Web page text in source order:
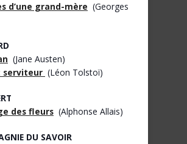
d’une grand-mère (Georges
(Jane Austen)
serviteur (Léon Tolstoï)
des fleurs (Alphonse Allais)
DU SAVOIR